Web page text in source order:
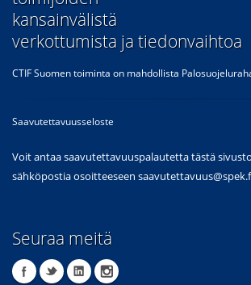
kansainvälistä
verkottumista ja tiedonvaihtoa
CTIF Suomen toiminta on mahdollista
Saavutettavuusseloste
Voit antaa saavutettavuuspalautetta tästä
sähköpostia osoitteeseen
Seuraa meitä